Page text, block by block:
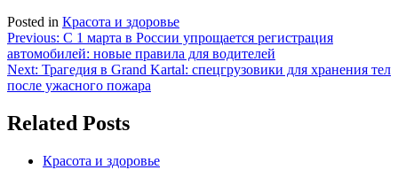
Posted in Красота и здоровье
Навигация
по
записям
Previous: С 1 марта в России упрощается регистрация
автомобилей: новые правила для водителей
Next: Трагедия в Grand Kartal: спецгрузовики для хранения тел
после ужасного пожара
Related Posts
Красота и здоровье